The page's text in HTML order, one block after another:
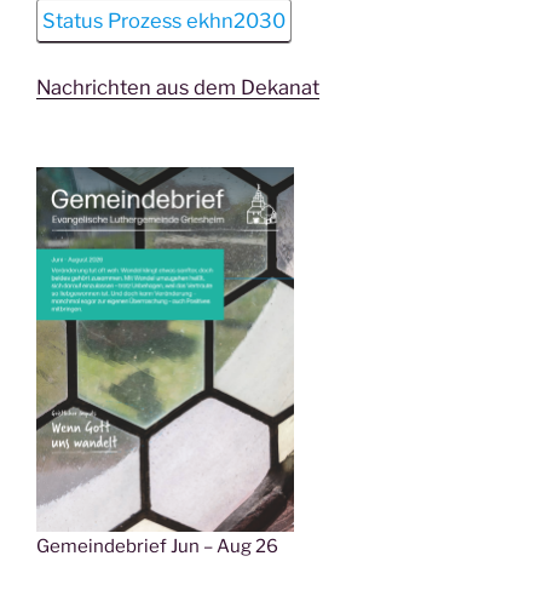
Status Prozess ekhn2030
Nachrichten aus dem Dekanat
Gemeindebrief Jun – Aug 26